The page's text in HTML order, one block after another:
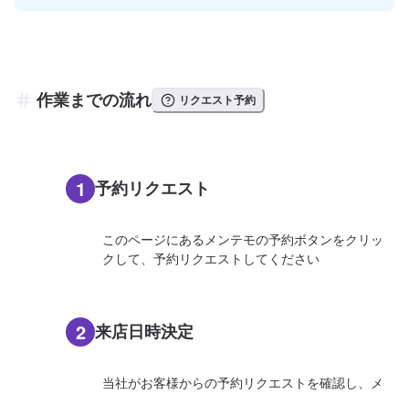
作業までの流れ リクエスト予約
1 予約リクエスト
このページにあるメンテモの予約ボタンをクリッ
クして、予約リクエストしてください
2 来店日時決定
当社がお客様からの予約リクエストを確認し、メ